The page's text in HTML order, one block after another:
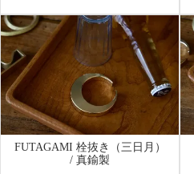
FUTAGAMI 栓抜き（三日月）
/ 真鍮製